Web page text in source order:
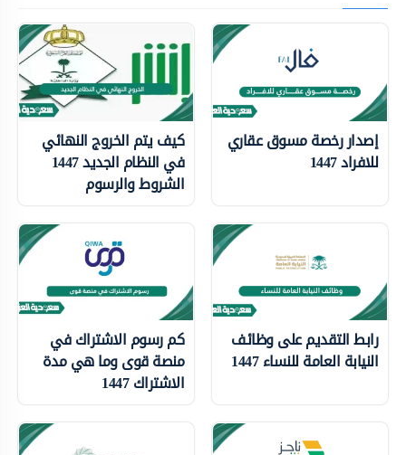
إصدار رخصة مسوق عقاري
للافراد 1447
كيف يتم الخروج النهائي
في النظام الجديد 1447
الشروط والرسوم
رابط التقديم على وظائف
النيابة العامة للنساء 1447
كم رسوم الاشتراك في
منصة قوى وما هي مدة
الاشتراك 1447